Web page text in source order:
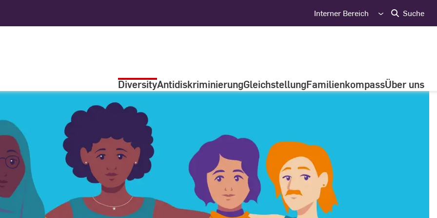
Interner Bereich Suche
DiversityAntidiskriminierungGleichstellungFamilienkompassÜber uns